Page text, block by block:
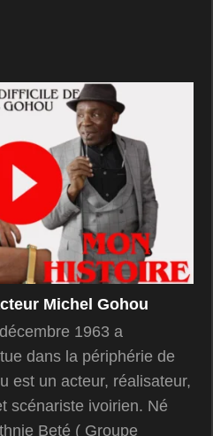
Michel Gohou
1963 a
dans la périphérie de
est un acteur, réalisateur,
scénariste ivoirien. Né
Beté ( Groupe